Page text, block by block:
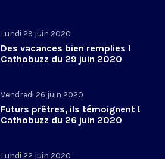
Lundi 29 juin 2020
Des vacances bien remplies !
Cathobuzz du 29 juin 2020
Vendredi 26 juin 2020
Futurs prêtres, ils témoignent !
Cathobuzz du 26 juin 2020
Lundi 22 juin 2020